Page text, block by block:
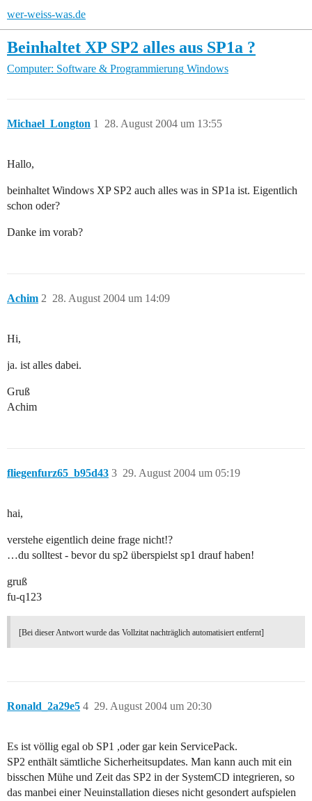
wer-weiss-was.de
Beinhaltet XP SP2 alles aus SP1a ?
Computer: Software & Programmierung Windows
Michael_Longton 28. August 2004 um 13:55
1
Hallo,
beinhaltet Windows XP SP2 auch alles was in SP1a ist. Eigentlich
schon oder?
Danke im vorab?
Achim 28. August 2004 um 14:09
2
Hi,
ja. ist alles dabei.
Gruß
Achim
fliegenfurz65_b95d43 29. August 2004 um 05:19
3
hai,
verstehe eigentlich deine frage nicht!?
…du solltest - bevor du sp2 überspielst sp1 drauf haben!
gruß
fu-q123
[Bei dieser Antwort wurde das Vollzitat nachträglich automatisiert entfernt]
Ronald_2a29e5 29. August 2004 um 20:30
4
Es ist völlig egal ob SP1 ,oder gar kein ServicePack.
SP2 enthält sämtliche Sicherheitsupdates. Man kann auch mit ein
bisschen Mühe und Zeit das SP2 in der SystemCD integrieren, so
das manbei einer Neuinstallation dieses nicht gesondert aufspielen